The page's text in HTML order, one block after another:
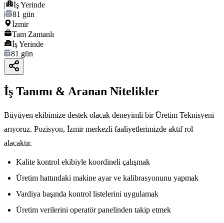
|
İş Yerinde
|
81 gün
İzmir
Tam Zamanlı
İş Yerinde
81 gün
İş Tanımı & Aranan Nitelikler
Büyüyen ekibimize destek olacak deneyimli bir Üretim Teknisyeni
arıyoruz. Pozisyon, İzmir merkezli faaliyetlerimizde aktif rol
alacaktır.
Kalite kontrol ekibiyle koordineli çalışmak
Üretim hattındaki makine ayar ve kalibrasyonunu yapmak
Vardiya başında kontrol listelerini uygulamak
Üretim verilerini operatör panelinden takip etmek